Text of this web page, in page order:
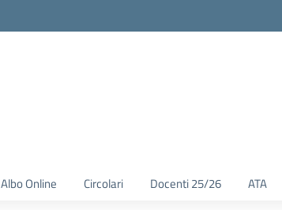
Albo Online Circolari Docenti 25/26 ATA